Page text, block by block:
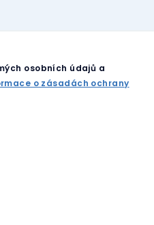
osobních údajů a
o zásadách ochrany